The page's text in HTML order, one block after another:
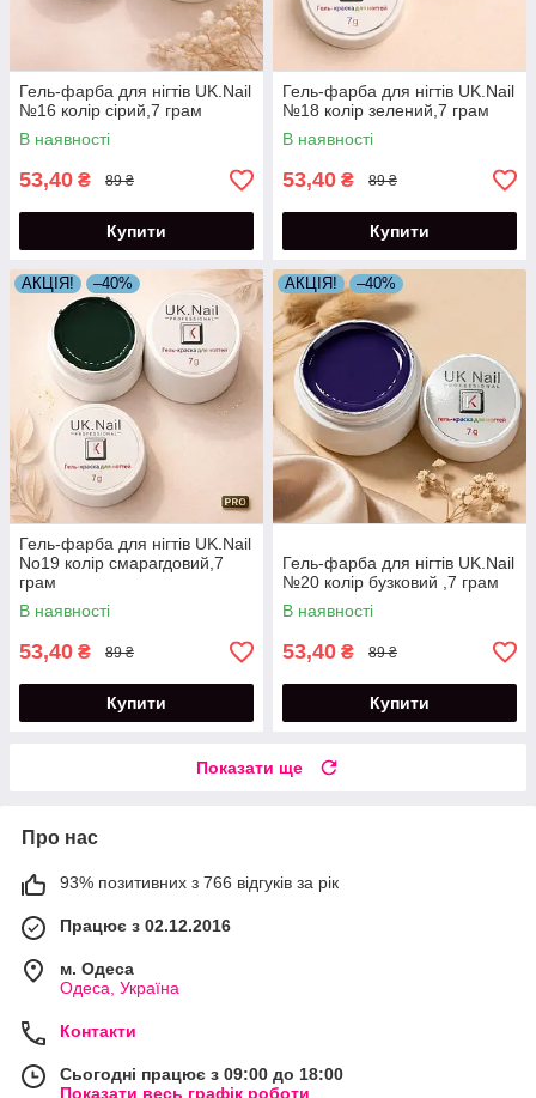
Гель-фарба для нігтів UK.Nail
№16 колір сірий,7 грам
В наявності
53,40 ₴ 89 ₴
Купити
Гель-фарба для нігтів UK.Nail
№18 колір зелений,7 грам
В наявності
53,40 ₴ 89 ₴
Купити
АКЦІЯ! –40%
Гель-фарба для нігтів UK.Nail
No19 колір смарагдовий,7
грам
В наявності
53,40 ₴ 89 ₴
Купити
АКЦІЯ! –40%
Гель-фарба для нігтів UK.Nail
№20 колір бузковий ,7 грам
В наявності
53,40 ₴ 89 ₴
Купити
Показати ще
Про нас
93% позитивних з 766 відгуків за рік
Працює з 02.12.2016
м. Одеса
Одеса, Україна
Контакти
Сьогодні працює з 09:00 до 18:00
Показати весь графік роботи